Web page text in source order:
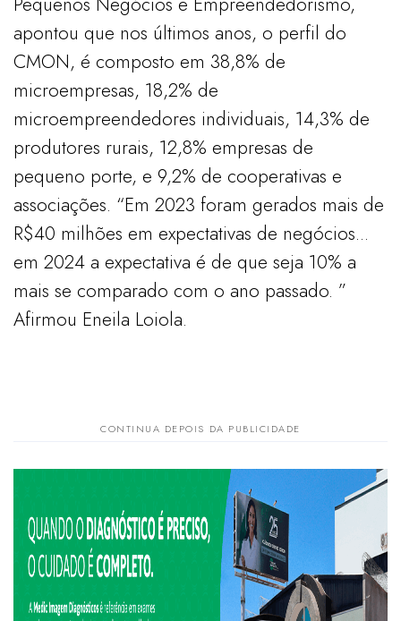
apontou que nos últimos anos, o perfil do
CMON, é composto em 38,8% de
microempresas, 18,2% de
microempreendedores individuais, 14,3% de
produtores rurais, 12,8% empresas de
pequeno porte, e 9,2% de cooperativas e
associações. “Em 2023 foram gerados mais de
R$40 milhões em expectativas de negócios...
em 2024 a expectativa é de que seja 10% a
mais se comparado com o ano passado. ”
Afirmou Eneila Loiola.